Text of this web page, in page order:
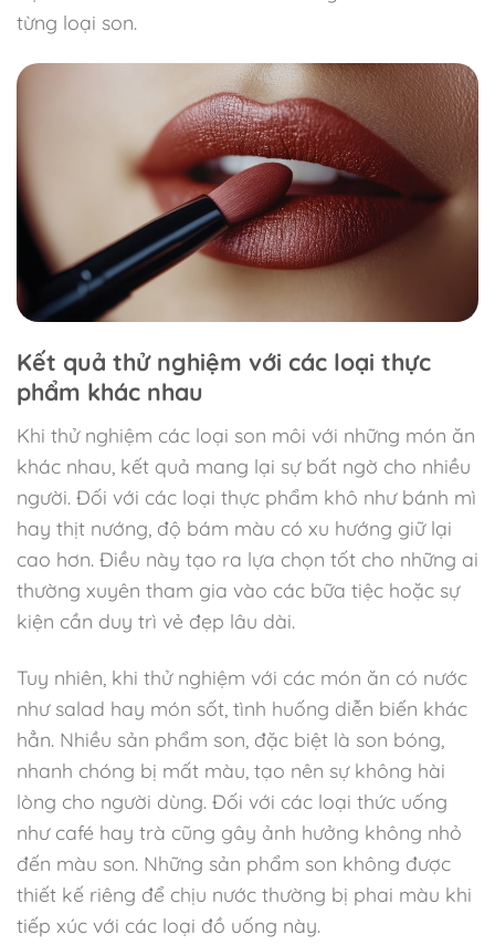
từng loại son.
Kết quả thử nghiệm với các loại thực
phẩm khác nhau
Khi thử nghiệm các loại son môi với những món ăn
khác nhau, kết quả mang lại sự bất ngờ cho nhiều
người. Đối với các loại thực phẩm khô như bánh mì
hay thịt nướng, độ bám màu có xu hướng giữ lại
cao hơn. Điều này tạo ra lựa chọn tốt cho những ai
thường xuyên tham gia vào các bữa tiệc hoặc sự
kiện cần duy trì vẻ đẹp lâu dài.
Tuy nhiên, khi thử nghiệm với các món ăn có nước
như salad hay món sốt, tình huống diễn biến khác
hẳn. Nhiều sản phẩm son, đặc biệt là son bóng,
nhanh chóng bị mất màu, tạo nên sự không hài
lòng cho người dùng. Đối với các loại thức uống
như café hay trà cũng gây ảnh hưởng không nhỏ
đến màu son. Những sản phẩm son không được
thiết kế riêng để chịu nước thường bị phai màu khi
tiếp xúc với các loại đồ uống này.